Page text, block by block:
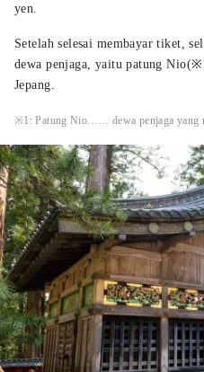
yen.
Setelah selesai membayar tiket,
dewa penjaga, yaitu patung
Jepang.
※1: Patung Nio…… dewa penjaga yang